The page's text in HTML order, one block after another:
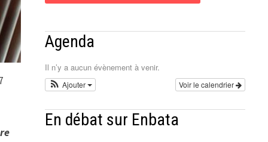
Agenda
Il n’y a aucun évènement à venir.
Voir le calendrier
Ajouter
En débat sur Enbata